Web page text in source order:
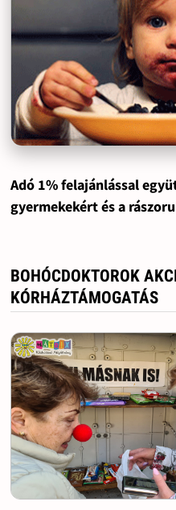
Adó 1% felajánlással
gyermekekért és a
BOHÓCDOKTOROK
KÓRHÁZTÁMOGATÁS